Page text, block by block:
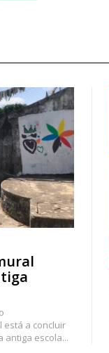
está a concluir
antiga escola...